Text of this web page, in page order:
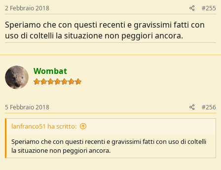
s
:
2 Febbraio 2018 #255
Speriamo che con questi recenti e gravissimi fatti con
uso di coltelli la situazione non peggiori ancora.
Wombat
5 Febbraio 2018 #256
lanfranco51 ha scritto:
Speriamo che con questi recenti e gravissimi fatti con uso di coltelli
la situazione non peggiori ancora.